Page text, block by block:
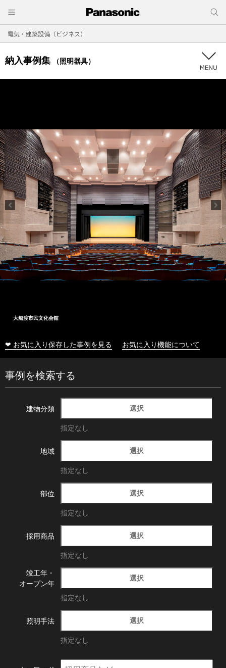
電気・建築設備（ビジネス）
納入事例集 （照明器具）
大船渡市民文化会館
❤ お気に入り保存した事例を見る お気に入り機能について
事例を検索する
建物分類 選択
指定なし
地域 選択
指定なし
部位 選択
指定なし
採用商品 選択
指定なし
竣工年・
オープン年
選択
指定なし
照明手法 選択
指定なし